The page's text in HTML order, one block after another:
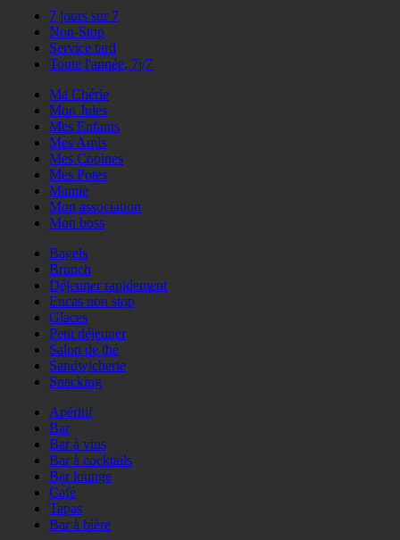
7 jours sur 7
Non-Stop
Service tard
Toute l'année, 7j/7
Ma Chérie
Mon Jules
Mes Enfants
Mes Amis
Mes Copines
Mes Potes
Mamie
Mon association
Mon boss
Bagels
Brunch
Déjeuner rapidement
Encas non stop
Glaces
Petit déjeuner
Salon de thé
Sandwicherie
Snacking
Apéritif
Bar
Bar à vins
Bar à cocktails
Bar lounge
Café
Tapas
Bar à bière